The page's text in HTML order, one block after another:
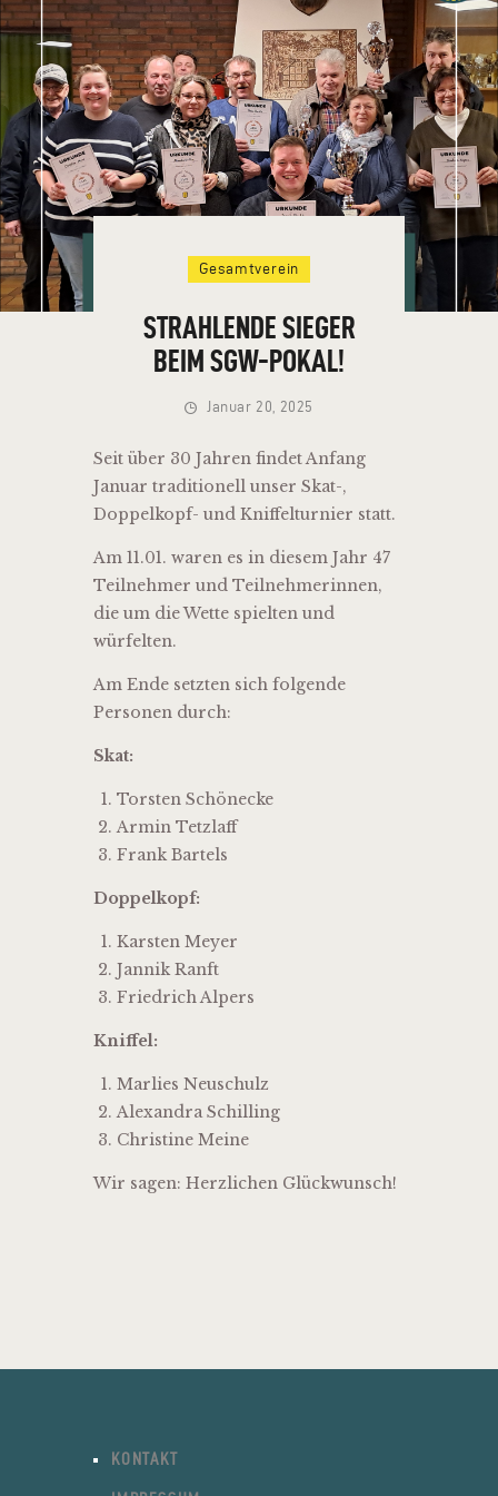
HOME
NEUIGKEITEN
TERMINE
VERMIETUNG
Gesamtverein
STRAHLENDE SIEGER
BEIM SGW-POKAL!
Januar 20, 2025
Seit über 30 Jahren findet Anfang
Januar traditionell unser Skat-,
Doppelkopf- und Kniffelturnier statt.
Am 11.01. waren es in diesem Jahr 47
Teilnehmer und Teilnehmerinnen,
die um die Wette spielten und
würfelten.
Am Ende setzten sich folgende
Personen durch:
Skat:
Torsten Schönecke
Armin Tetzlaff
Frank Bartels
Doppelkopf:
Karsten Meyer
Jannik Ranft
Friedrich Alpers
Kniffel:
Marlies Neuschulz
Alexandra Schilling
Christine Meine
Wir sagen: Herzlichen Glückwunsch!
KONTAKT